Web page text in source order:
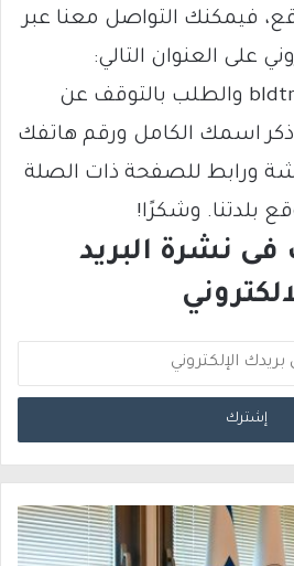
فيمكنك التواصل معنا عبر
على العنوان التالي:
bldtna3@gmail.com والطلب بالتوقف عن
ذكر اسمك الكامل ورقم هاتفك
ورابط للصفحة ذات الصلة
بلدتنا. وشكرًا!
فى نشرة البريد